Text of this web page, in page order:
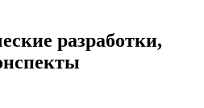
разработки,